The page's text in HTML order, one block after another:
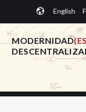
contenido.
English
MODERNIDAD